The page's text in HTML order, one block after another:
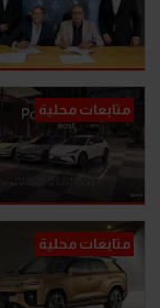
متابعات محلية
متابعات محلية